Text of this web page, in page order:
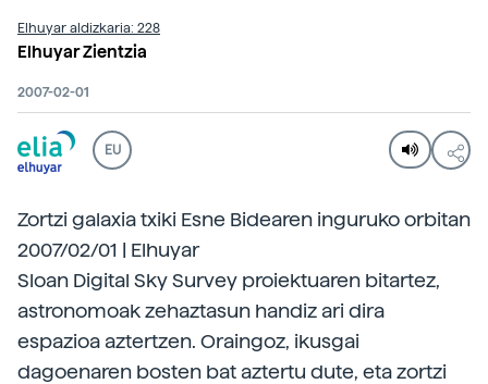
Elhuyar aldizkaria: 228
Elhuyar Zientzia
2007-02-01
EU
Zortzi galaxia txiki Esne Bidearen inguruko orbitan
2007/02/01 | Elhuyar
Sloan Digital Sky Survey proiektuaren bitartez,
astronomoak zehaztasun handiz ari dira
espazioa aztertzen. Oraingoz, ikusgai
dagoenaren bosten bat aztertu dute, eta zortzi